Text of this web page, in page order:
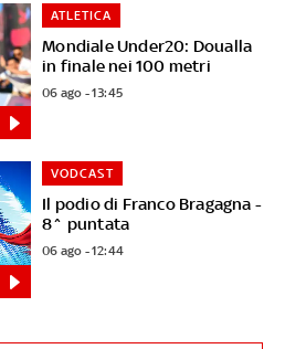
Mondiale Under20: Doualla
in finale nei 100 metri
ATLETICA
06 ago - 13:45
Il podio di Franco Bragagna -
8^ puntata
VODCAST
06 ago - 12:44